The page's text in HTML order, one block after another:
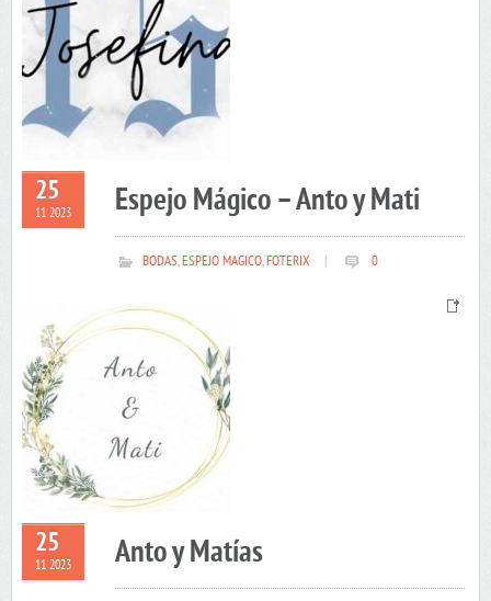
25
11 2023 Espejo Mágico – Anto y Mati
BODAS,ESPEJO MAGICO,FOTERIX 0
25
11 2023 Anto y Matías